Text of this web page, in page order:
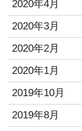
2020年4月
2020年3月
2020年2月
2020年1月
2019年10月
2019年8月